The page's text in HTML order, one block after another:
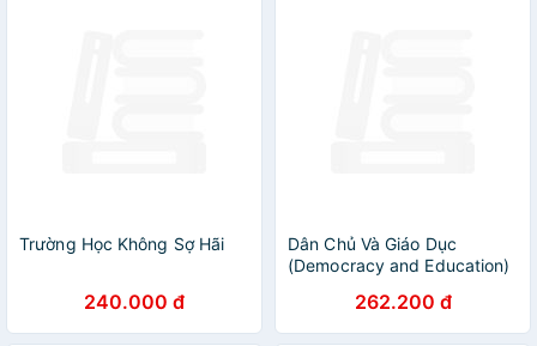
Trường Học Không Sợ Hãi
240.000 đ
Dân Chủ Và Giáo Dục
(Democracy and Education)
262.200 đ